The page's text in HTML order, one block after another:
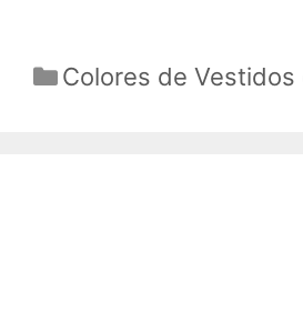
Categorías
Colores de Vestidos